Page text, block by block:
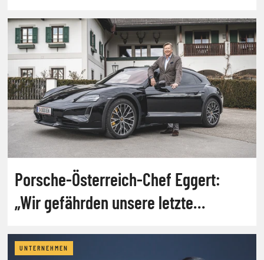
Porsche-Österreich-Chef Eggert:
„Wir gefährden unsere letzte
UNTERNEHMEN